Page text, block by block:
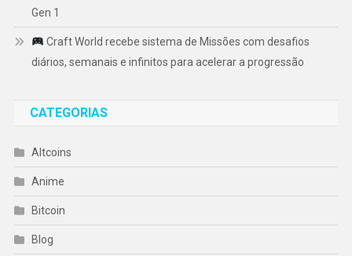
Gen 1
Craft World recebe sistema de Missões com desafios
diários, semanais e infinitos para acelerar a progressão
CATEGORIAS
Altcoins
Anime
Bitcoin
Blog